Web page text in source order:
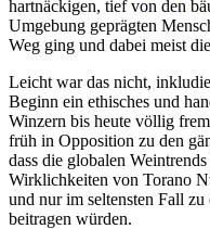
hartnäckigen, tief von den
Umgebung geprägten
Weg ging und dabei meist
Leicht war das nicht,
Beginn ein ethisches und
Winzern bis heute völlig
früh in Opposition zu den
dass die globalen
Wirklichkeiten von Torano
und nur im seltensten Fall zu
beitragen würden.